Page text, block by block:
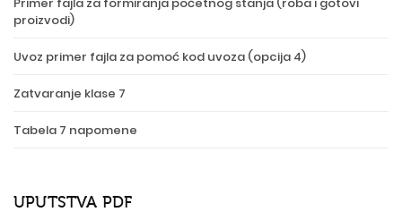
proizvodi)
Uvoz primer fajla za pomoć kod uvoza (opcija 4)
Zatvaranje klase 7
Tabela 7 napomene
UPUTSTVA PDF